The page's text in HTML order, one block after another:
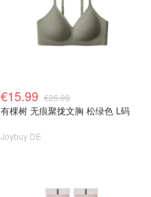
€15.99 €26.99
有棵树 无痕聚拢文胸 松绿色 L码
Joybuy DE